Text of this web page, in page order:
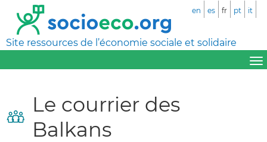
Site ressources de l’économie sociale et solidaire
en es fr pt it
Le courrier des
Balkans